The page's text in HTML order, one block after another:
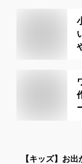
【キッズ】 お出